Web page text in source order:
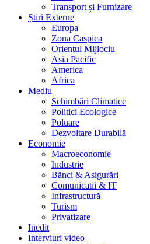
Transport și Furnizare
Știri Externe
Europa
Zona Caspica
Orientul Mijlociu
Asia Pacific
America
Africa
Mediu
Schimbări Climatice
Politici Ecologice
Poluare
Dezvoltare Durabilă
Economie
Macroeconomie
Industrie
Bănci & Asigurări
Comunicatii & IT
Infrastructură
Turism
Privatizare
Inedit
Interviuri video